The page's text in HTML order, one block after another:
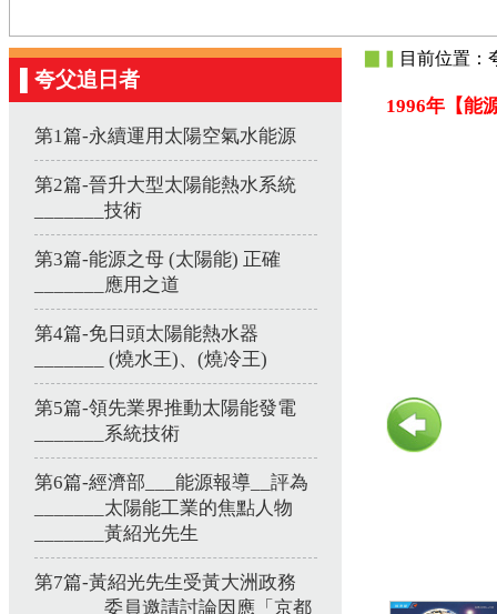
▌夸父追日者
第1篇-永續運用太陽空氣水能源
第2篇-晉升大型太陽能熱水系統
_______技術
第3篇-能源之母 (太陽能) 正確
_______應用之道
第4篇-免日頭太陽能熱水器
_______ (燒水王)、(燒冷王)
第5篇-領先業界推動太陽能發電
_______系統技術
第6篇-經濟部___能源報導__評為
_______太陽能工業的焦點人物
_______黃紹光先生
第7篇-黃紹光先生受黃大洲政務
_______委員邀請討論因應「京都
目前位置：
1996年【能